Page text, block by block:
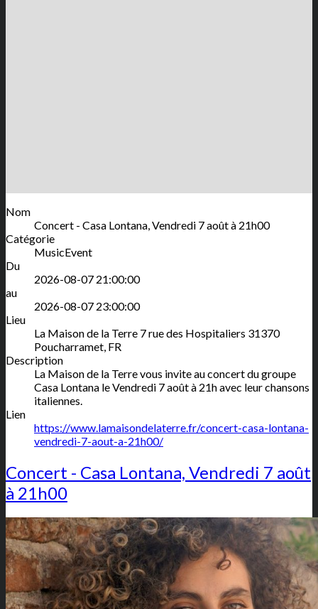
Nom
Concert - Casa Lontana, Vendredi 7 août à 21h00
Catégorie
MusicEvent
Du
2026-08-07 21:00:00
au
2026-08-07 23:00:00
Lieu
La Maison de la Terre 7 rue des Hospitaliers 31370
Poucharramet, FR
Description
La Maison de la Terre vous invite au concert du groupe
Casa Lontana le Vendredi 7 août à 21h avec leur chansons
italiennes.
Lien
https://www.lamaisondelaterre.fr/concert-casa-lontana-
vendredi-7-aout-a-21h00/
Concert - Casa Lontana, Vendredi 7 août
à 21h00